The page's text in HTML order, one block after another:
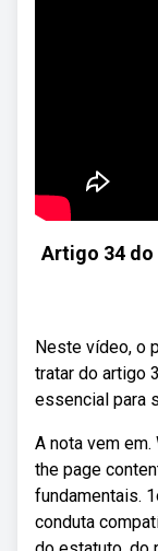
Artigo 34 do
Neste vídeo, o
tratar do artigo
essencial para
A nota vem
the page
fundamentais.
conduta